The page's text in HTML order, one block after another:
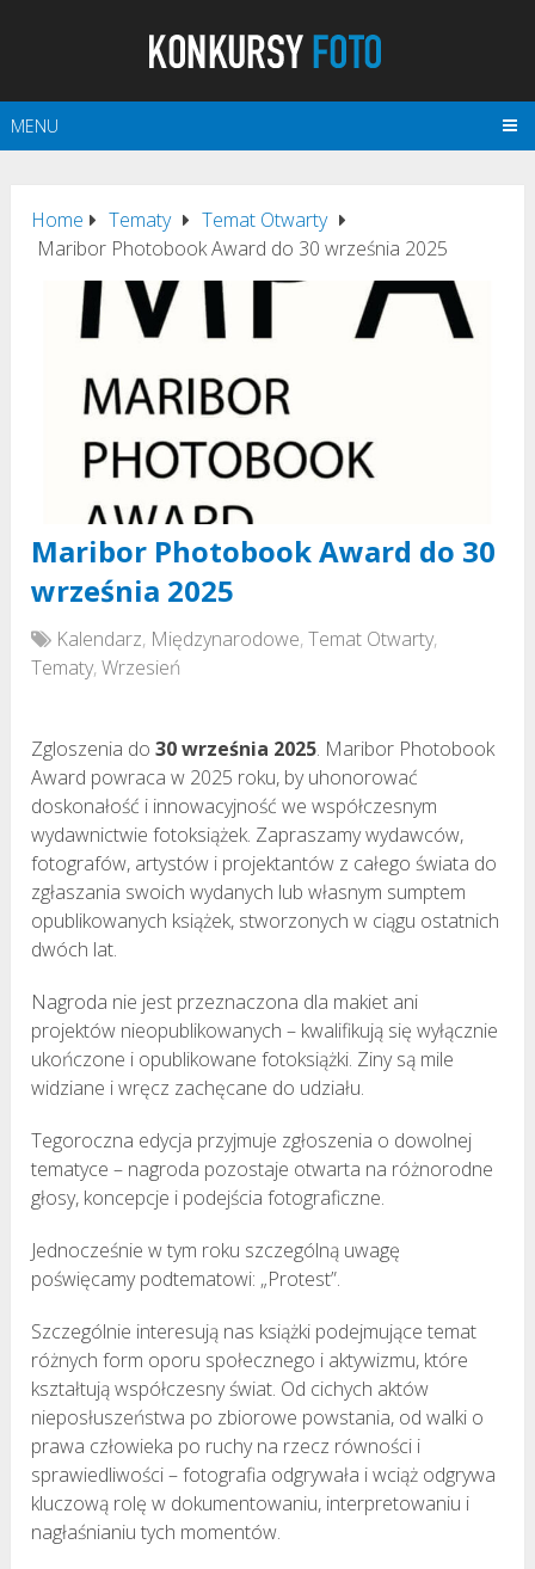
MENU
Home Tematy
Temat Otwarty
Maribor Photobook Award do 30 września 2025
Maribor Photobook Award do 30
września 2025
Kalendarz, Międzynarodowe,Temat Otwarty,
Tematy,Wrzesień
Zgloszenia do30 września 2025. Maribor Photobook
Award powraca w 2025 roku, by uhonorować
doskonałość i innowacyjność we współczesnym
wydawnictwie fotoksiążek. Zapraszamy wydawców,
fotografów, artystów i projektantów z całego świata do
zgłaszania swoich wydanych lub własnym sumptem
opublikowanych książek, stworzonych w ciągu ostatnich
dwóch lat.
Nagroda nie jest przeznaczona dla makiet ani
projektów nieopublikowanych – kwalifikują się wyłącznie
ukończone i opublikowane fotoksiążki. Ziny są mile
widziane i wręcz zachęcane do udziału.
Tegoroczna edycja przyjmuje zgłoszenia o dowolnej
tematyce – nagroda pozostaje otwarta na różnorodne
głosy, koncepcje i podejścia fotograficzne.
Jednocześnie w tym roku szczególną uwagę
poświęcamy podtematowi: „Protest”.
Szczególnie interesują nas książki podejmujące temat
różnych form oporu społecznego i aktywizmu, które
kształtują współczesny świat. Od cichych aktów
nieposłuszeństwa po zbiorowe powstania, od walki o
prawa człowieka po ruchy na rzecz równości i
sprawiedliwości – fotografia odgrywała i wciąż odgrywa
kluczową rolę w dokumentowaniu, interpretowaniu i
nagłaśnianiu tych momentów.